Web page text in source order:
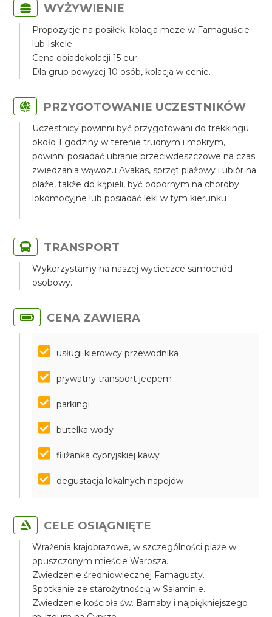
WYŻYWIENIE
Propozycje na posiłek: kolacja meze w Famaguście
lub Iskele.
Cena obiadokolacji 15 eur.
Dla grup powyżej 10 osób, kolacja w cenie.
PRZYGOTOWANIE UCZESTNIKÓW
Uczestnicy powinni być przygotowani do trekkingu
około 1 godziny w terenie trudnym i mokrym,
powinni posiadać ubranie przeciwdeszczowe na czas
zwiedzania wąwozu Avakas, sprzęt plażowy i ubiór na
plaże, także do kąpieli, być odpornym na choroby
lokomocyjne lub posiadać leki w tym kierunku
TRANSPORT
Wykorzystamy na naszej wycieczce samochód
osobowy.
CENA ZAWIERA
usługi kierowcy przewodnika
prywatny transport jeepem
parkingi
butelka wody
filiżanka cypryjskiej kawy
degustacja lokalnych napojów
CELE OSIĄGNIĘTE
Wrażenia krajobrazowe, w szczególności plaże w
opuszczonym mieście Warosza.
Zwiedzenie średniowiecznej Famagusty.
Spotkanie ze starożytnością w Salaminie.
Zwiedzenie kościoła św. Barnaby i najpiękniejszego